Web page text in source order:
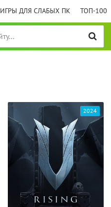
ИГРЫ ДЛЯ СЛАБЫХ ПК ТОП-100
2024